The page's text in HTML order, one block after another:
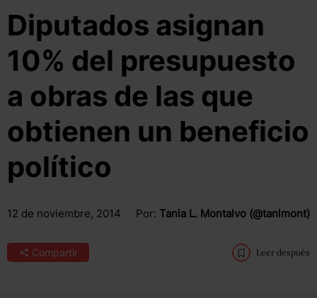
Diputados asignan
10% del presupuesto
a obras de las que
obtienen un beneficio
político
12 de noviembre, 2014 Por: Tania L. Montalvo (@tanlmont)
Compartir Leer después